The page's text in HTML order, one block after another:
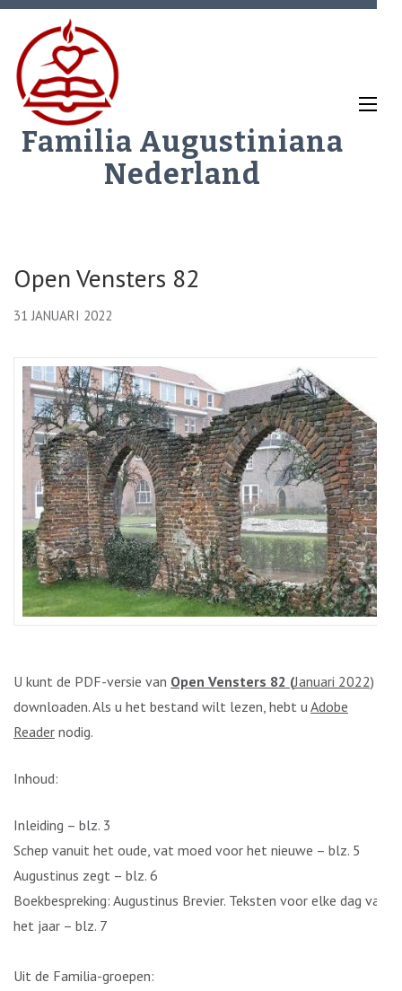
Ga
inhoud
(Druk
enter)
Familia Augustiniana
Nederland
Open Vensters 82
31 JANUARI 2022
U kunt de PDF-versie van Open Vensters 82 (Januari 2022)
downloaden. Als u het bestand wilt lezen, hebt uAdobe
Reader nodig.
Inhoud:
Inleiding – blz. 3
Schep vanuit het oude, vat moed voor het nieuwe – blz. 5
Augustinus zegt – blz. 6
Boekbespreking: Augustinus Brevier. Teksten voor elke dag van
het jaar – blz. 7
Uit de Familia-groepen: